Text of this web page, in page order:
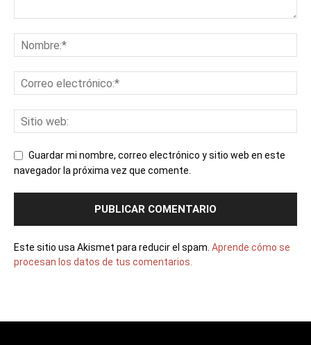
Guardar mi nombre, correo electrónico y sitio web en este
navegador la próxima vez que comente.
Este sitio usa Akismet para reducir el spam. Aprende cómo se
procesan los datos de tus comentarios.